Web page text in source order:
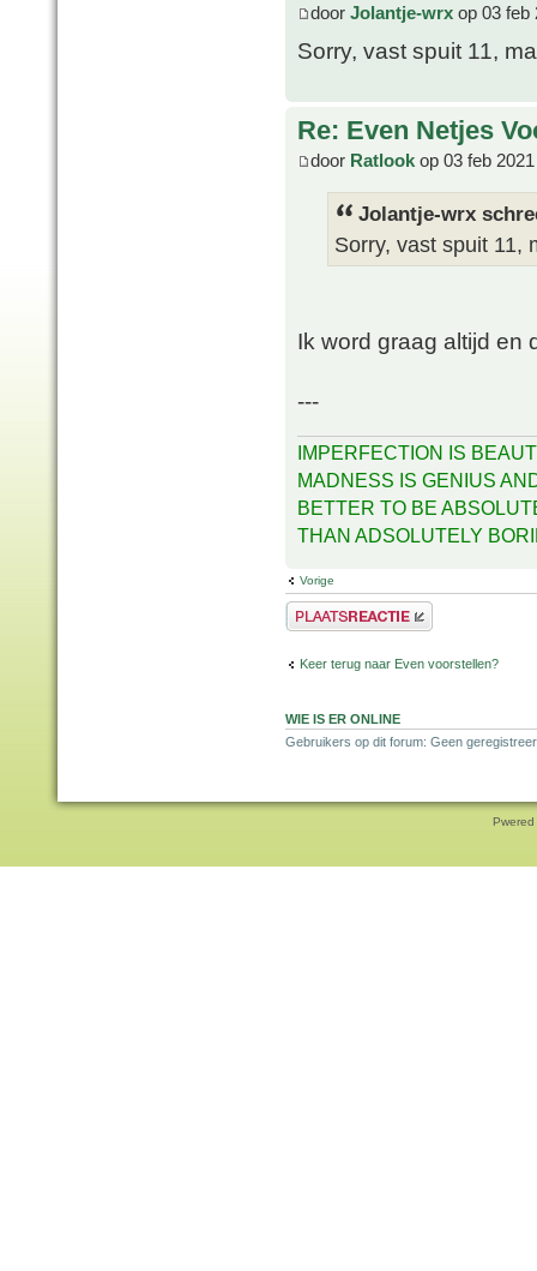
door Jolantje-wrx op 03 feb
Sorry, vast spuit 11,
Re: Even Netjes
door Ratlook op 03 feb
Jolantje-wrx
Sorry, vast spuit 11,
Ik word graag altijd en
---
IMPERFECTION IS
MADNESS IS GENIUS
BETTER TO BE
THAN ADSOLUTELY
Vorige
Plaats een reactie
Keer terug naar Even voorstellen?
WIE IS ER ONLINE
Gebruikers op dit forum: Geen